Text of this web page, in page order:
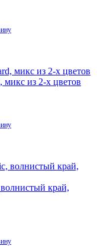
микс из 2-х цветов
край,